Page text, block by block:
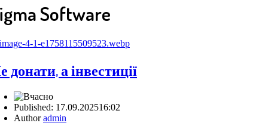
Software
донати, а інвестиції
Published: 17.09.202516:02
Authoradmin